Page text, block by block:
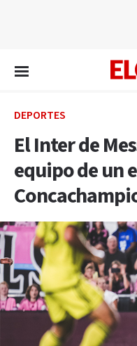
DEPORTES
El Inter de
equipo de un